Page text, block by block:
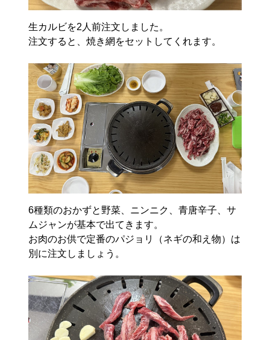
生カルビを2人前注文しました。
注文すると、焼き網をセットしてくれます。
6種類のおかずと野菜、ニンニク、青唐辛子、サ
ムジャンが基本で出てきます。
お肉のお供で定番のパジョリ（ネギの和え物）は
別に注文しましょう。